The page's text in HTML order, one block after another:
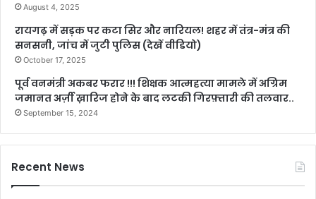
August 4, 2025
रायगढ़ में सड़क पर कटा सिर और नारियल! शहर में तंत्र-मंत्र की
सनसनी, जांच में जुटी पुलिस (देखें वीडियो)
October 17, 2025
पूर्व वनमंत्री अकबर फरार !!! शिक्षक आत्महत्या मामले में अग्रिम
जमानत अर्ज़ी ख़ारिज होने के बाद लटकी गिरफ़्तारी की तलवार..
September 15, 2024
Recent News